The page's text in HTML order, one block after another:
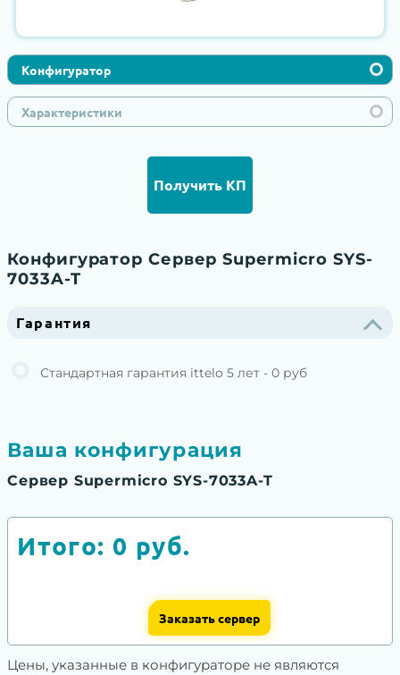
Конфигуратор
Характеристики
Получить КП
Конфигуратор Сервер Supermicro SYS-
7033A-T
Гарантия
Стандартная гарантия ittelo 5 лет - 0 руб
Ваша конфигурация
Сервер Supermicro SYS-7033A-T
Итого: 0 руб.
Заказать сервер
Цены, указанные в конфигураторе не являются